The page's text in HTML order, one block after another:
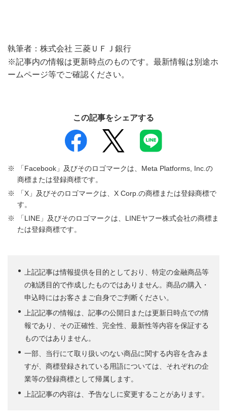
執筆者：株式会社 三菱ＵＦＪ銀行
※記事内の情報は更新時点のものです。最新情報は別途ホ
ームページ等でご確認ください。
この記事をシェアする
「Facebook」及びそのロゴマークは、Meta Platforms, Inc.の
商標または登録商標です。
「X」及びそのロゴマークは、X Corp.の商標または登録商標で
す。
「LINE」及びそのロゴマークは、LINEヤフー株式会社の商標ま
たは登録商標です。
上記記事は情報提供を目的としており、特定の金融商品等
の勧誘目的で作成したものではありません。商品の購入・
申込時にはお客さまご自身でご判断ください。
上記記事の情報は、記事の公開日または更新日時点での情
報であり、その正確性、完全性、最新性等内容を保証する
ものではありません。
一部、当行にて取り扱いのない商品に関する内容を含みま
すが、商標登録されている用語については、それぞれの企
業等の登録商標として帰属します。
上記記事の内容は、予告なしに変更することがあります。